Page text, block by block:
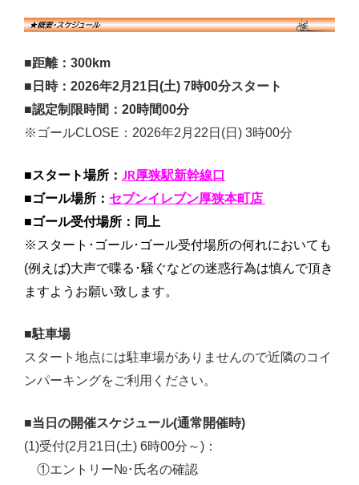
■距離：300km
■日時：2026年2月21日(土) 7時00分スタート
■認定制限時間：20時間00分
※ゴールCLOSE：2026年2月22日(日) 3時00分
■スタート場所： JR厚狭駅新幹線口
■ゴール場所： セブンイレブン厚狭本町店
■ゴール受付場所：同上
※スタート･ゴール･ゴール受付場所の何れにおいても
(例えば)大声で喋る･騒ぐなどの迷惑行為は慎んで頂き
ますようお願い致します。
■駐車場
スタート地点には駐車場がありませんので近隣のコイ
ンパーキングをご利用ください。
■当日の開催スケジュール(通常開催時)
(1)受付(2月21日(土) 6時00分～)：
①エントリー№･氏名の確認